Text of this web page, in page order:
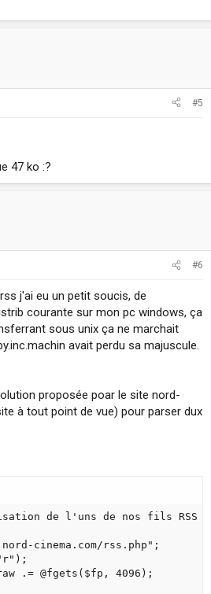
#5
47 ko :?
#6
j'ai eu un petit soucis, de
courante sur mon pc windows, ça
sous unix ça ne marchait
avait perdu sa majuscule.
proposée poar le site nord-
à tout point de vue) pour parser dux
de l'uns de nos fils RSS
cinema.com/rss.php";
.= @fgets($fp, 4096);